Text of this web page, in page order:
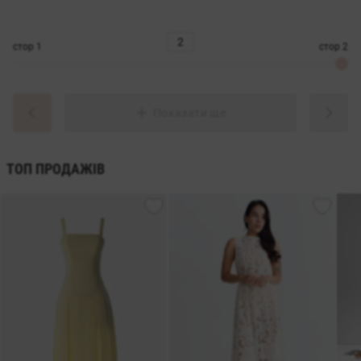
стор стор
ТОП ПРОДАЖІВ